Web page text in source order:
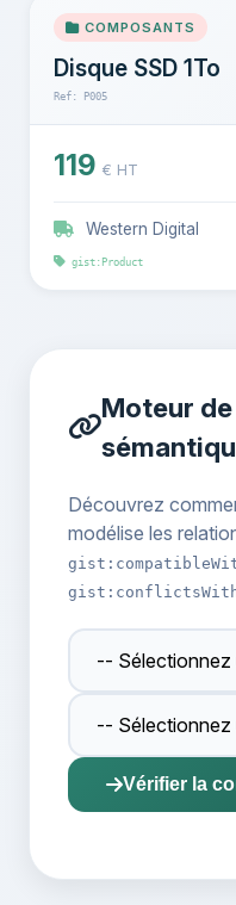
COMPOSANTS
Disque SSD 1To
Ref: P005
119 € HT
Western Digital
gist:Product
Moteur
Découvrez
modélise les
Vérifier la